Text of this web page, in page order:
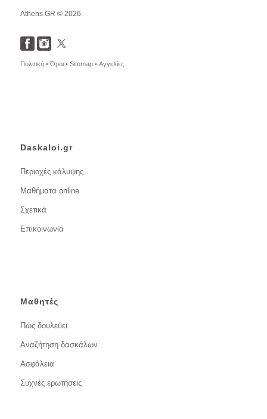
Athens GR © 2026
Πολιτική •Όροι • Sitemap • Αγγελίες
Daskaloi.gr
Περιοχές κάλυψης
Μαθήματα online
Σχετικά
Επικοινωνία
Μαθητές
Πώς δουλεύει
Αναζήτηση δασκάλων
Ασφάλεια
Συχνές ερωτήσεις